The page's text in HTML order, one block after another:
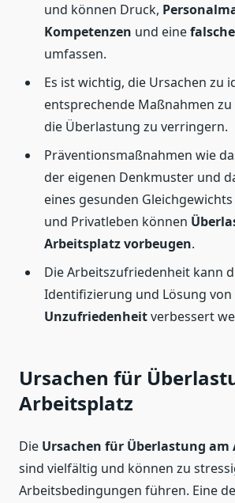
und können Druck,
Kompetenzen und eine
umfassen.
Es ist wichtig, die Ursachen zu
entsprechende Maßnahmen
die Überlastung zu verringern.
Präventionsmaßnahmen wie
der eigenen Denkmuster und
eines gesunden
und Privatleben können
Arbeitsplatz vorbeugen.
Die Arbeitszufriedenheit kann
Identifizierung und Lösung von
Unzufriedenheitverbessert
Ursachen für
Arbeitsplatz
Die Ursachen für Überlastung am
sind vielfältig und können zu
Arbeitsbedingungen führen. Eine